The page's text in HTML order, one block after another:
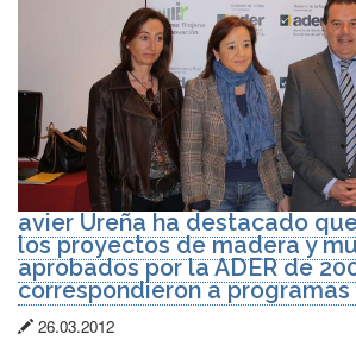
avier Ureña ha destacado
los proyectos de madera y
aprobados por la ADER de
correspondieron a
Fecha
26.03.2012